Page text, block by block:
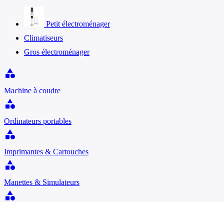
Petit électroménager
Climatiseurs
Gros électroménager
category
Machine à coudre
category
Ordinateurs portables
category
Imprimantes & Cartouches
category
Manettes & Simulateurs
category